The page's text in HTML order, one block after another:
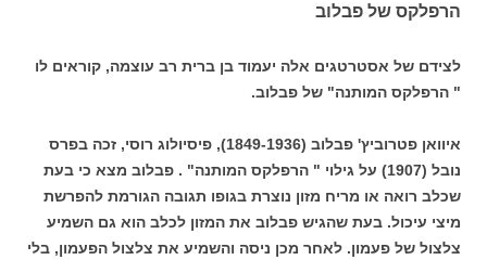
הרפלקס של פבלוב
לצידם של אסטרטגים אלה יעמוד בן ברית רב עוצמה, קוראים לו
" הרפלקס המותנה" של פבלוב.
איוואן
פטרוביץ' פבלוב (1849-1936), פיסיולוג רוסי, זכה בפרס
נובל (1907) על גילוי " הרפלקס המותנה" . פבלוב מצא כי בעת
שכלב רואה או מריח מזון נוצרת בגופו תגובה הגורמת להפרשת
מיצי עיכול. בעת שהגיש פבלוב את המזון לכלב הוא גם השמיע
צלצול של פעמון. לאחר מכן ניסה והשמיע את צלצול הפעמון, בלי